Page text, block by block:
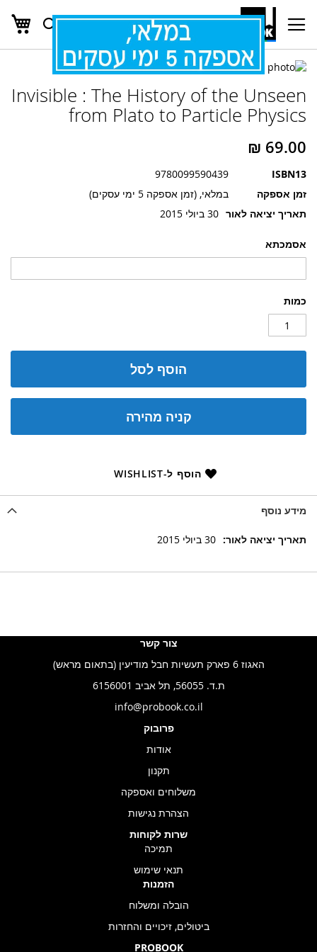
Skip
Content
חפש
אסמכתא
כמות
הוסף לסל
קניה מהירה
הוסף ל-WISHLIST
Invisible : The History of the Unseen
from Plato to Particle Physics
ISBN13
9780099590439
זמן אספקה
במלאי, (זמן אספקה 5 ימי עסקים)
תאריך יציאה לאור 30 ביולי 2015
לדלג
של
גלריית
תמונות
להתחלה
של
גלריית
מידע נוסף
מידע
30 ביולי 2015
צור קשר
האגוז 6 פארק תעשיות חבל מודיעין (בתאום מראש)
ת.ד. 56055, תל אביב 6156001
info@probook.co.il
פרובוק
אודות
תקנון
משלוחים ואספקה
הצהרת נגישות
שרות לקוחות
תמיכה
תנאי שימוש
הזמנות
הובלה ומשלוח
ביטולים, זיכויים והחזרות
PROBOOK